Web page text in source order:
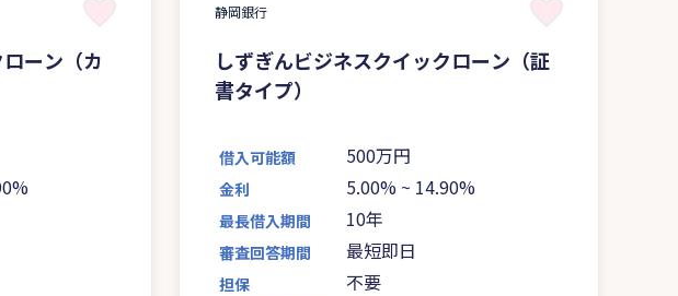
ーン（カ
静岡銀行
しずぎんビジネスクイックローン（証
書タイプ）
借入可能額 500万円
金利 5.00% ~ 14.90%
最長借入期間 10年
審査回答期間 最短即日
担保 不要